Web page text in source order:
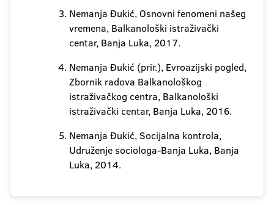
Nemanja Đukić, Osnovni fenomeni našeg
vremena, Balkanološki istraživački
centar, Banja Luka, 2017.
Nemanja Đukić (prir.), Evroazijski pogled,
Zbornik radova Balkanološkog
istraživačkog centra, Balkanološki
istraživački centar, Banja Luka, 2016.
Nemanja Đukić, Socijalna kontrola,
Udruženje sociologa-Banja Luka, Banja
Luka, 2014.